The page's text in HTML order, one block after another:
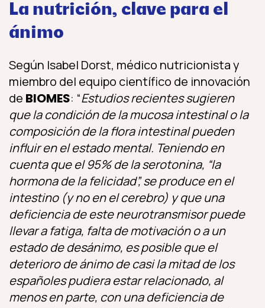
La nutrición, clave para el
ánimo
Según Isabel Dorst, médico nutricionista y
miembro del equipo científico de innovación
de BIOMES: “Estudios recientes sugieren
que la condición de la mucosa intestinal o la
composición de la flora intestinal pueden
influir en el estado mental. Teniendo en
cuenta que el 95% de la serotonina, “la
hormona de la felicidad”, se produce en el
intestino (y no en el cerebro) y que una
deficiencia de este neurotransmisor puede
llevar a fatiga, falta de motivación o a un
estado de desánimo, es posible que el
deterioro de ánimo de casi la mitad de los
españoles pudiera estar relacionado, al
menos en parte, con una deficiencia de